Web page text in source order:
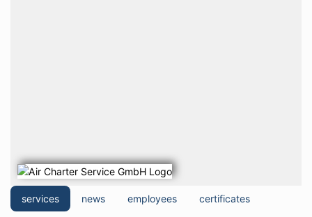
services news employees certificates